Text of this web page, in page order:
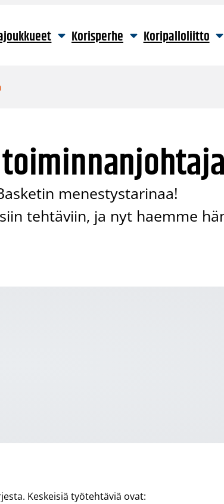
Korisperhe Koripalloliitto
menestystarinaa!
tehtäviin, ja nyt haemme
Keskeisiä työtehtäviä ovat: